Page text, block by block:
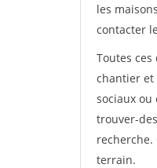
les
contacter
Toutes
chantier et
sociaux
trouver-
terrain.